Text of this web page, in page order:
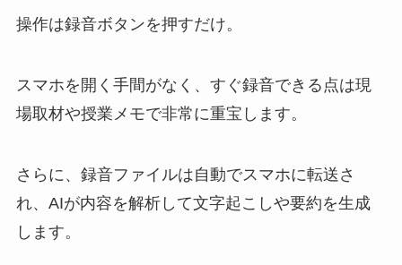
操作は録音ボタンを押すだけ。
スマホを開く手間がなく、すぐ録音できる点は現
場取材や授業メモで非常に重宝します。
さらに、録音ファイルは自動でスマホに転送さ
れ、AIが内容を解析して文字起こしや要約を生成
します。